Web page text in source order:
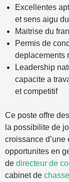
Excellentes
et sens aigu
Maitrise du
Permis de
deplacements
Leadership
capacite a
et competitif
Ce poste offre
la possibilite de
croissance d’une
opportunites en
de directeur de
cabinet de